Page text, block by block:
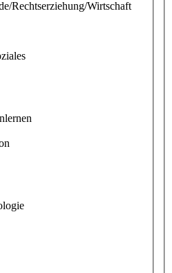
Rechtserziehung/Wirtschaft